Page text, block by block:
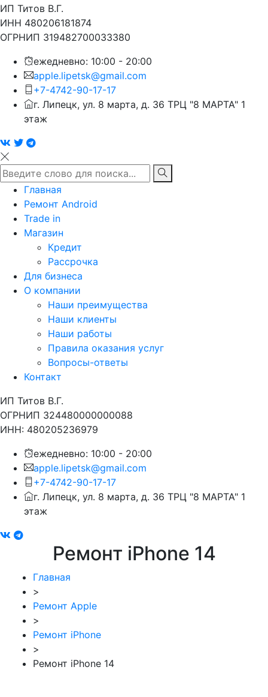
ИП Титов В.Г.
ИНН 480206181874
ОГРНИП 319482700033380
ежедневно: 10:00 - 20:00
apple.lipetsk@gmail.com
+7-4742-90-17-17
г. Липецк, ул. 8 марта, д. 36 ТРЦ "8 МАРТА" 1
этаж
Главная
Ремонт Android
Trade in
Магазин
Кредит
Рассрочка
Для бизнеса
О компании
Наши преимущества
Наши клиенты
Наши работы
Правила оказания услуг
Вопросы-ответы
Контакт
ИП Титов В.Г.
ОГРНИП 324480000000088
ИНН: 480205236979
ежедневно: 10:00 - 20:00
apple.lipetsk@gmail.com
+7-4742-90-17-17
г. Липецк, ул. 8 марта, д. 36 ТРЦ "8 МАРТА" 1
этаж
Ремонт iPhone 14
Главная
>
Ремонт Apple
>
Ремонт iPhone
>
Ремонт iPhone 14